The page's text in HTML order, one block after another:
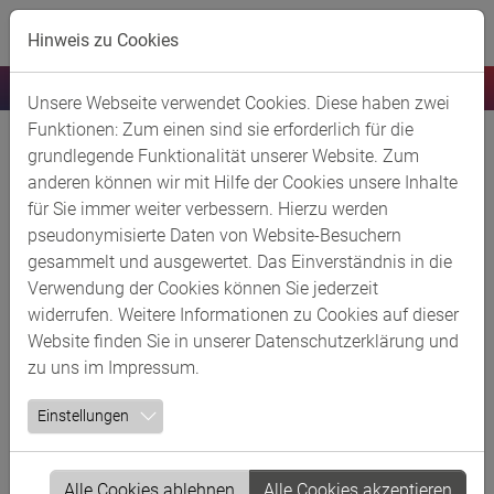
Skip to main content
RV Rheinbraun Handel und
Dienstleistungen GmbH
Kurzbeschreibung
Das Geschäftsfeld Veredlung der RWE Power AG umfasst
die Vertriebsgesellschaft Rheinbraun Brennstoff GmbH
und die Produktionsgesellschaft RV Rheinbraun Handel
und Dienstleistungen GmbH.
Wir entwickeln für unsere Kunden individuelle Lösungen
Prozesskohlenstoffen für den Umweltschutz. Mit eigenen
Hinweis zu Cookies
Unsere Webseite verwendet Cookies. Diese haben zwei
Funktionen: Zum einen sind sie erforderlich für die
grundlegende Funktionalität unserer Website. Zum
anderen können wir mit Hilfe der Cookies unsere Inhalte
für Sie immer weiter verbessern. Hierzu werden
pseudonymisierte Daten von Website-Besuchern
gesammelt und ausgewertet. Das Einverständnis in die
Verwendung der Cookies können Sie jederzeit
widerrufen. Weitere Informationen zu Cookies auf dieser
Website finden Sie in unserer Datenschutzerklärung und
zu uns im Impressum.
Einstellungen